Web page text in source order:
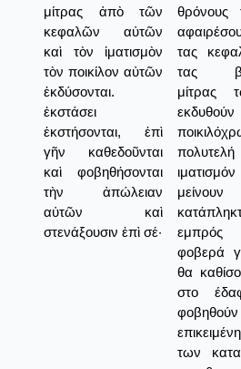
μίτρας ἀπὸ τῶν
κεφαλῶν αὐτῶν
καὶ τὸν ἱματισμὸν
τὸν ποικίλον αὐτῶν
ἐκδύσονται.
ἐκστάσει
ἐκστήσονται, ἐπὶ
γῆν καθεδοῦνται
καὶ φοβηθήσονται
τὴν ἀπώλειαν
αὐτῶν καὶ
στενάξουσιν ἐπὶ σέ·
θρόνους
τας
τας
μίτρας
πολυτελή
μείνουν
εμπρός
φοβερά
θα
στο
των